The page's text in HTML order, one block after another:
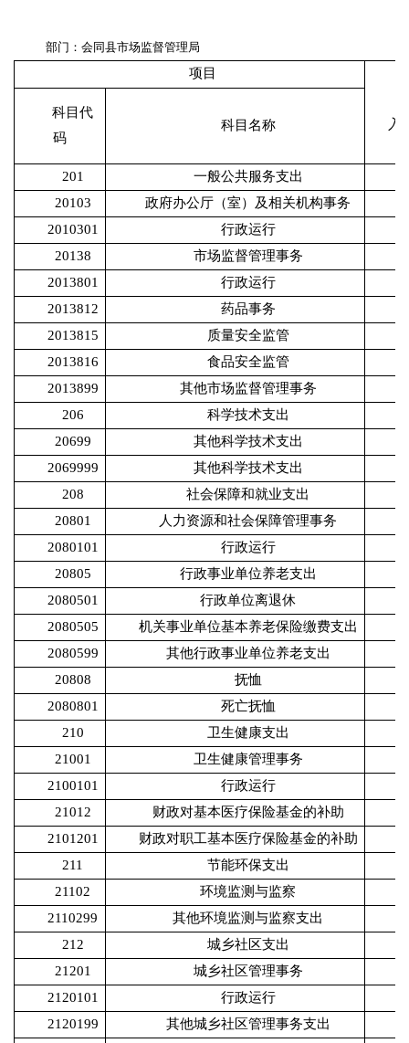
部门：会同县市场监督管理局
项目
入
科目代
码
科目名称
201 一般公共服务支出
20103
政府办公厅（室）及相关机构事务
2010301
行政运行
20138
市场监督管理事务
2013801
行政运行
2013812
药品事务
2013815
质量安全监管
2013816
食品安全监管
2013899
其他市场监督管理事务
206
科学技术支出
20699
其他科学技术支出
2069999
其他科学技术支出
208
社会保障和就业支出
20801
人力资源和社会保障管理事务
2080101
行政运行
20805
行政事业单位养老支出
2080501
行政单位离退休
2080505
机关事业单位基本养老保险缴费支出
2080599
其他行政事业单位养老支出
20808
抚恤
2080801
死亡抚恤
210
卫生健康支出
21001
卫生健康管理事务
2100101
行政运行
21012
财政对基本医疗保险基金的补助
2101201
财政对职工基本医疗保险基金的补助
211
节能环保支出
21102
环境监测与监察
2110299
其他环境监测与监察支出
212
城乡社区支出
21201
城乡社区管理事务
2120101
行政运行
2120199
其他城乡社区管理事务支出